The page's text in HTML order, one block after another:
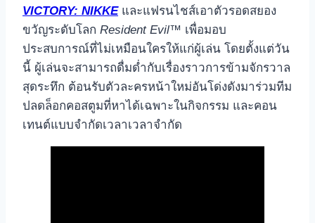
VICTORY: NIKKEและแฟรนไชส์เอาตัวรอดสยอง
ขวัญระดับโลก Resident Evil™ เพื่อมอบ
ประสบการณ์ที่ไม่เหมือนใครให้แก่ผู้เล่น โดยตั้งแต่วัน
นี้ ผู้เล่นจะสามารถดื่มด่ำกับเรื่องราวการข้ามจักรวาล
สุดระทึก ต้อนรับตัวละครหน้าใหม่อันโด่งดังมาร่วมทีม
ปลดล็อกคอสตูมที่หาได้เฉพาะในกิจกรรม และคอน
เทนต์แบบจำกัดเวลาเวลาจำกัด